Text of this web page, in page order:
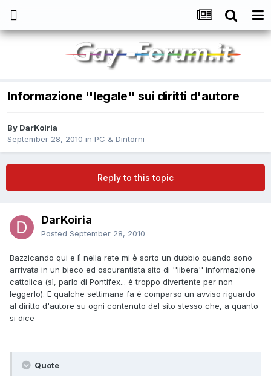
Informazione ''legale'' sui diritti d'autore
By DarKoiria
September 28, 2010 in PC & Dintorni
Reply to this topic
DarKoiria
Posted September 28, 2010
Bazzicando qui e lì nella rete mi è sorto un dubbio quando sono
arrivata in un bieco ed oscurantista sito di ''libera'' informazione
cattolica (sì, parlo di Pontifex... è troppo divertente per non
leggerlo). E qualche settimana fa è comparso un avviso riguardo
al diritto d'autore su ogni contenuto del sito stesso che, a quanto
si dice
Quote